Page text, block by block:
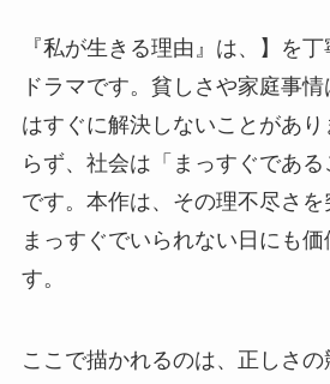
『私が生きる理由』は、】を
ドラマです。貧しさや家庭事
はすぐに解決しないことがあ
らず、社会は「まっすぐであ
です。本作は、その理不尽さを
まっすぐでいられない日にも
す。
ここで描かれるのは、正しさ